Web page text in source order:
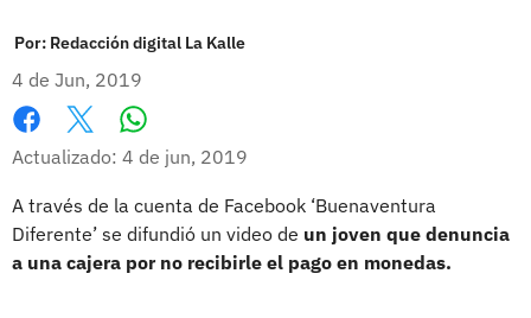
Por: Redacción digital La Kalle
4 de Jun, 2019
Facebook
X
Actualizado: 4 de jun, 2019
A través de la cuenta de Facebook ‘Buenaventura
Diferente’ se difundió un video de un joven que denuncia
a una cajera por no recibirle el pago en monedas.